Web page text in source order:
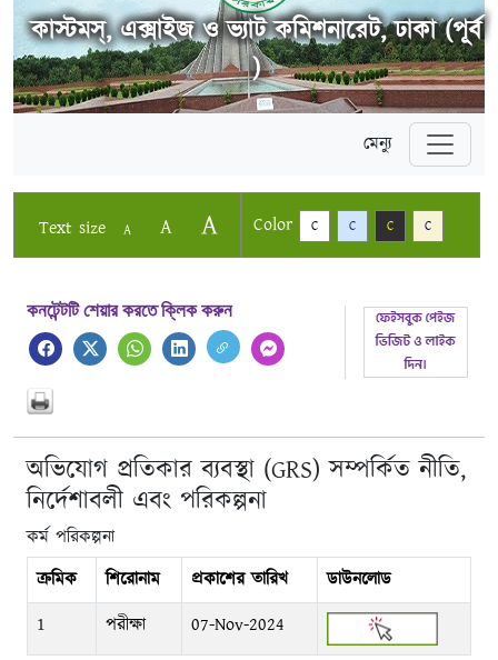
কাস্টমস্, এক্সাইজ ও ভ্যাট কমিশনারেট, ঢাকা (পূর্ব
)
মেন্যু
Text size A A A Color C C C C
কনটেন্টটি শেয়ার করতে ক্লিক করুন
অভিযোগ প্রতিকার ব্যবস্থা (GRS) সম্পর্কিত নীতি,
নির্দেশাবলী এবং পরিকল্পনা
কর্ম পরিকল্পনা
ক্রমিক
শিরোনাম প্রকাশের তারিখ
ডাউনলোড
1
পরীক্ষা 07-Nov-2024